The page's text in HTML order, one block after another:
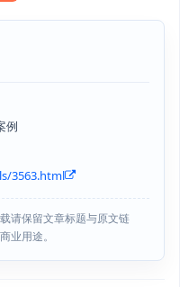
例
3563.html
请保留文章标题与原文链
业用途。